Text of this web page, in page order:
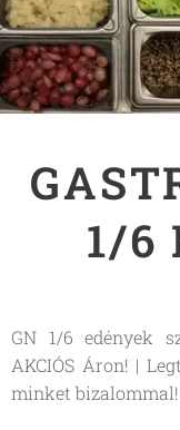
1/6
GN 1/6 edények
AKCIÓS Áron! |
minket bizalommal!